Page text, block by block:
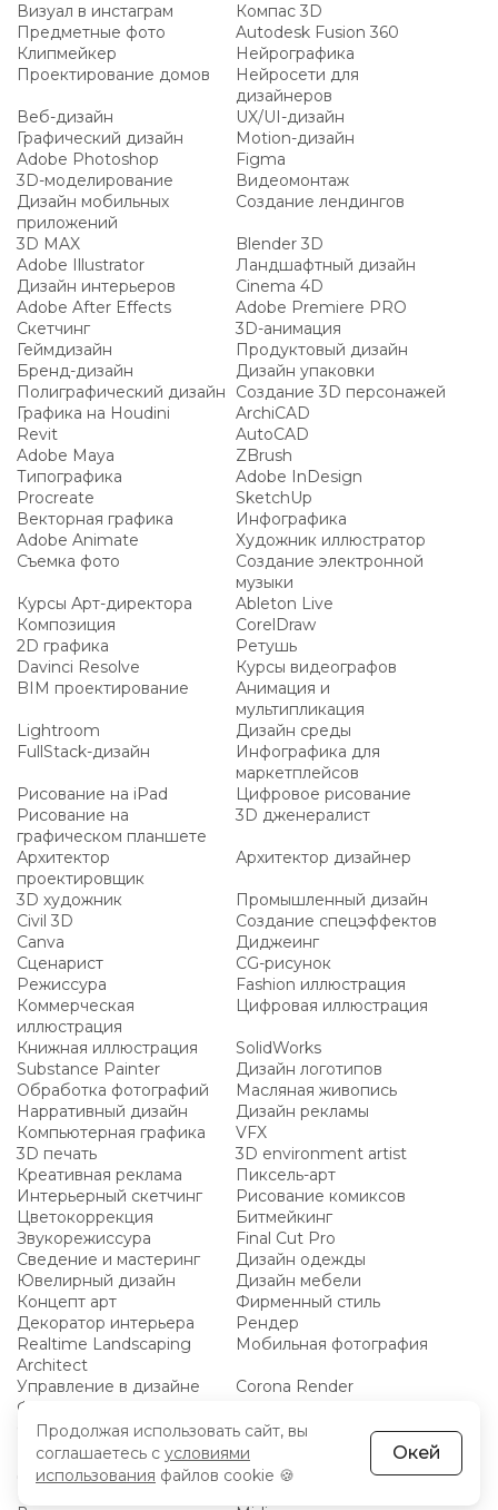
Визуал в инстаграм
Компас 3D
Предметные фото
Autodesk Fusion 360
Клипмейкер
Нейрографика
Проектирование домов
Нейросети для
дизайнеров
Веб-дизайн
UX/UI-дизайн
Графический дизайн
Motion-дизайн
Adobe Photoshop
Figma
3D-моделирование
Видеомонтаж
Дизайн мобильных
приложений
Создание лендингов
3D MAX
Blender 3D
Adobe Illustrator
Ландшафтный дизайн
Дизайн интерьеров
Cinema 4D
Adobe After Effects
Adobe Premiere PRO
Скетчинг
3D-анимация
Геймдизайн
Продуктовый дизайн
Бренд-дизайн
Дизайн упаковки
Полиграфический дизайн
Создание 3D персонажей
Графика на Houdini
ArchiCAD
Revit
AutoCAD
Adobe Maya
ZBrush
Типографика
Adobe InDesign
Procreate
SketchUp
Векторная графика
Инфографика
Adobe Animate
Художник иллюстратор
Съемка фото
Создание электронной
музыки
Курсы Арт-директора
Ableton Live
Композиция
CorelDraw
2D графика
Ретушь
Davinci Resolve
Курсы видеографов
BIM проектирование
Анимация и
мультипликация
Lightroom
Дизайн среды
FullStack-дизайн
Инфографика для
маркетплейсов
Рисование на iPad
Цифровое рисование
Рисование на
графическом планшете
3D дженералист
Архитектор
проектировщик
Архитектор дизайнер
3D художник
Промышленный дизайн
Civil 3D
Создание спецэффектов
Canva
Диджеинг
Сценарист
CG-рисунок
Режиссура
Fashion иллюстрация
Коммерческая
иллюстрация
Цифровая иллюстрация
Книжная иллюстрация
SolidWorks
Substance Painter
Дизайн логотипов
Обработка фотографий
Масляная живопись
Нарративный дизайн
Дизайн рекламы
Компьютерная графика
VFX
3D печать
3D environment artist
Креативная реклама
Пиксель-арт
Интерьерный скетчинг
Рисование комиксов
Цветокоррекция
Битмейкинг
Звукорежиссура
Final Cut Pro
Сведение и мастеринг
Дизайн одежды
Ювелирный дизайн
Дизайн мебели
Концепт арт
Фирменный стиль
Декоратор интерьера
Рендер
Realtime Landscaping
Architect
Мобильная фотография
Управление в дизайне
Corona Render
Фуд фото
Создание макетов
Саунд дизайнер
Каллиграфия для взрослыхNanoCAD
Дизайн социальных сетей UX писатель
Продолжая использовать сайт, вы
соглашаетесь с условиями
использования файлов cookie 🍪
Окей